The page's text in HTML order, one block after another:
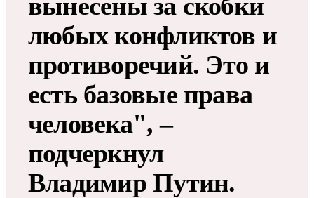
любых конфликтов и
противоречий. Это и
есть базовые права
человека", –
подчеркнул
Владимир Путин.